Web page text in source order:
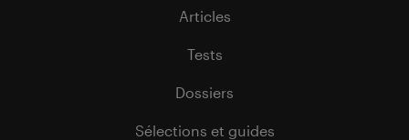
Articles
Tests
Dossiers
Sélections et guides